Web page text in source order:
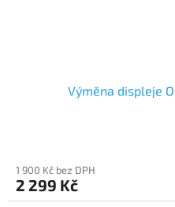
Výměna displeje
1 900 Kč bez DPH
2 299 Kč